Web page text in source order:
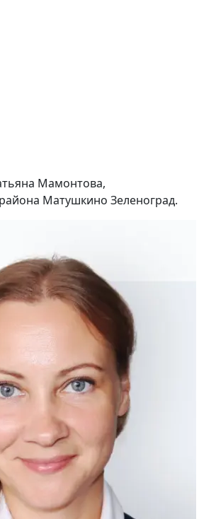
Мамонтова,
Матушкино Зеленоград.